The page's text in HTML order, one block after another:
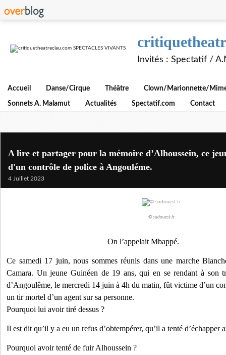
Invités : Spectatif /
Accueil Danse/Cirque Théâtre Clown/Marionnette/
Sonnets A. Malamut Actualités Spectatif.com Contact
A lire et partager pour la mémoire d’Alhoussein, ce
d'un contrôle de police à Angouléme.
4 Juillet 2023
© sudouest.fr
On l’appelait Mbappé.
Ce samedi 17 juin, nous sommes réunis dans une marche
Camara. Un jeune Guinéen de 19 ans, qui en se rendant à son
d’Angoulême, le mercredi 14 juin à 4h du matin, fût victime d’un
un tir mortel d’un agent sur sa personne.
Pourquoi lui avoir tiré dessus ?
Il est dit qu’il y a eu un refus d’obtempérer, qu’il a tenté d’échapper
Pourquoi avoir tenté de fuir Alhoussein ?